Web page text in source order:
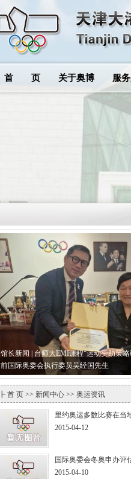
首 页 关于奥博 服
馆长新闻 | 台师大EMI课程“运动赞助策
前国际奥委会执行委员吴经国先生
┣ 首 页 >> 新闻中心 >> 奥运资讯
里约奥运多数比赛在当
2015-04-12
国际奥委会冬奥申办评
2015-04-10